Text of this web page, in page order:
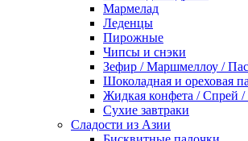
Мармелад
Леденцы
Пирожные
Чипсы и снэки
Зефир / Маршмеллоу /
Шоколадная и ореховая
Жидкая конфета / Спрей /
Сухие завтраки
Сладости из Азии